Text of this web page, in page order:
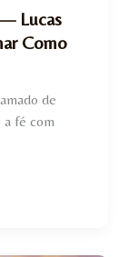
Lucas
Como
de
a fé com